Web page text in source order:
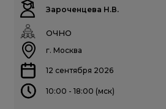
Зароченцева Н.В.
ОЧНО
г. Москва
12 сентября 2026
10:00 - 18:00 (мск)